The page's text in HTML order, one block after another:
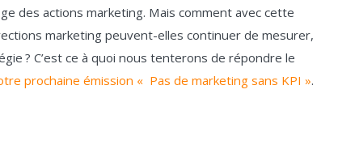
des actions marketing. Mais comment avec cette
marketing peuvent-elles continuer de mesurer,
? C’est ce à quoi nous tenterons de répondre le
prochaine émission « Pas de marketing sans KPI ».